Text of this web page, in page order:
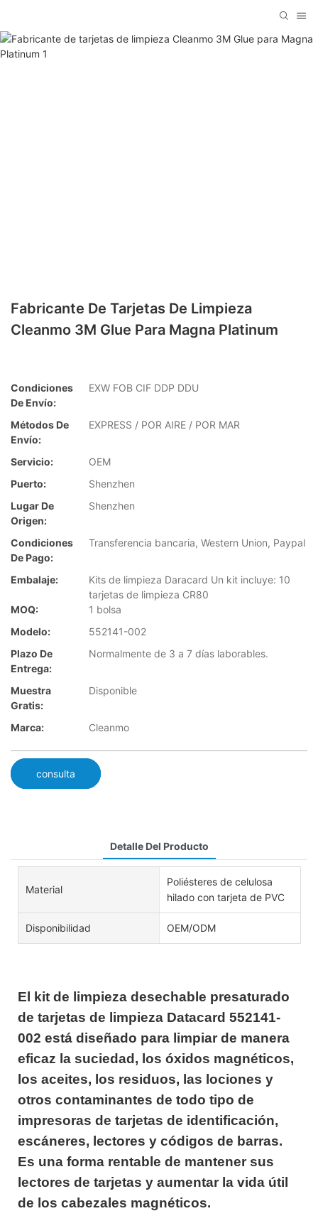
Fabricante De Tarjetas De Limpieza
Cleanmo 3M Glue Para Magna Platinum
Condiciones
De Envío:
EXW FOB CIF DDP DDU
Métodos De
Envío:
EXPRESS / POR AIRE / POR MAR
Servicio:
OEM
Puerto:
Shenzhen
Lugar De
Origen:
Shenzhen
Condiciones
De Pago:
Transferencia bancaria, Western Union, Paypal
Embalaje:
Kits de limpieza Daracard Un kit incluye: 10
tarjetas de limpieza CR80
MOQ:
1 bolsa
Modelo:
552141-002
Plazo De
Entrega:
Normalmente de 3 a 7 días laborables.
Muestra
Gratis:
Disponible
Marca: Cleanmo
consulta
Detalle Del Producto
Material
Poliésteres de celulosa
hilado con tarjeta de PVC
Disponibilidad OEM/ODM
El kit de limpieza desechable presaturado
de tarjetas de limpieza Datacard 552141-
002 está diseñado para limpiar de manera
eficaz la suciedad, los óxidos magnéticos,
los aceites, los residuos, las lociones y
otros contaminantes de todo tipo de
impresoras de tarjetas de identificación,
escáneres, lectores y códigos de barras.
Es una forma rentable de mantener sus
lectores de tarjetas y aumentar la vida útil
de los cabezales magnéticos.